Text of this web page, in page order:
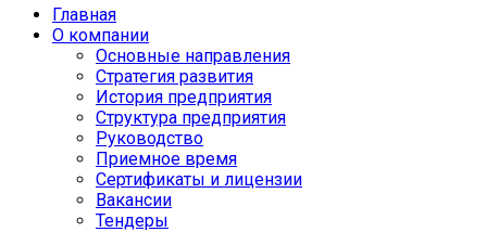
Главная
О компании
Основные направления
Стратегия развития
История предприятия
Структура предприятия
Руководство
Приемное время
Сертификаты и лицензии
Вакансии
Тендеры